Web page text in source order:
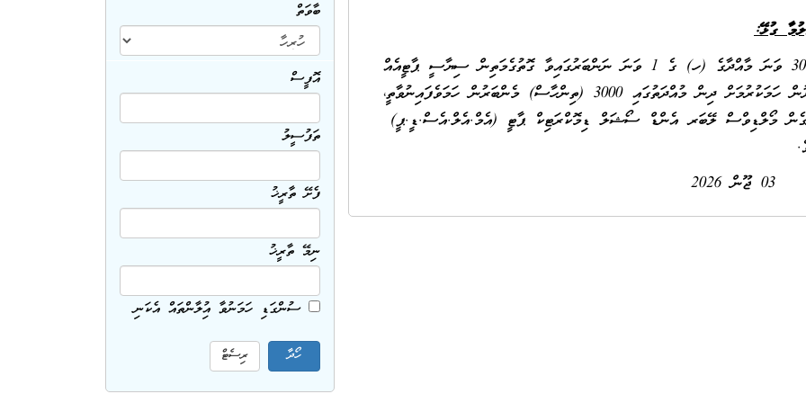
ގުޅޭ:
ޤާނޫނު ނަންބަރު 2013/4 (ސިޔާސީ ޕާޓީގެ ޤާނޫނު) ގެ 30 ވަނަ މާއްދާގެ (ހ) ގެ 1 ވަނަ ނަންބަރުގައިވާ ގޮތުގެމަތިން ސިޔާސީ ޕާޓީއެއް
ދެމިއޮތުމަށް ޤާނޫނު ލާޒިމުކުރާ 3000 (ތިންހާސް) މެންބަރުން ހަމަކުރުމަށް ދިން މުއްދަތުގައި 3000 (ތިންހާސް) މެންބަރުން ހަމަވެފައިނުވާތީ،
3 ވަނަ ދުވަހުން ފެށިގެން މޯލްޑިވްސް ލޭބަރ އެންޑް ސޯޝަލް ޑިމޮކްރަޓިކް ޕާޓީ (އެމް.އެލް.އެސް.ޑީ.ޕީ)
03 ޖޫން 2026
ބާވަތް
އޮފީސް
ތަފުސީލު
ފެށޭ ތާރީޚު
ނިމޭ ތާރީޚު
ސުންގަޑި ހަމަނުވާ އިޢުލާންތައް އެކަނި